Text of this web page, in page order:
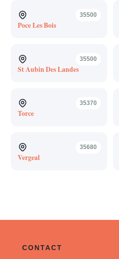
35500
Poce Les Bois
35500
St Aubin Des Landes
35370
Torce
35680
Vergeal
CONTACT